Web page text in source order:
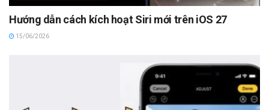
Hướng dẫn cách kích hoạt Siri mới trên iOS 27
15/06/2026